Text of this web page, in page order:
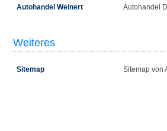
Autohandel Weinert
Autohandel
Weiteres
Sitemap Sitemap von